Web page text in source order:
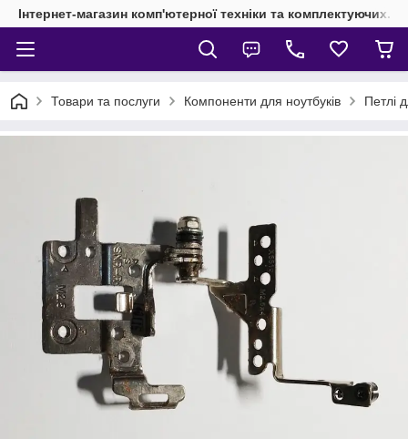
Інтернет-магазин комп'ютерної техніки та комплектуючих.
Товари та послуги Компоненти для ноутбуків Петлі